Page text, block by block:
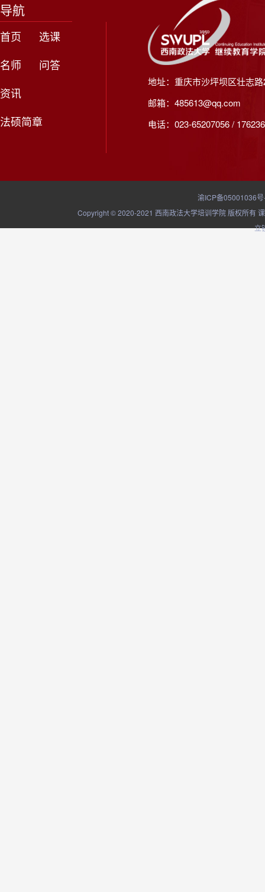
导航
首页
选课
名师
问答
资讯
法硕简章
地址：重庆市沙坪坝区壮志
邮箱：485613@qq.com
电话：023-65207056 /
渝ICP备05001036
Copyright © 2020-2021 西南政法大学培训学院 版权所有
立